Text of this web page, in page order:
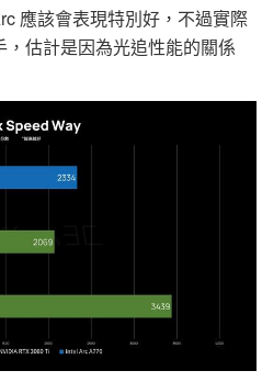
應該會表現特別好，不過實際
估計是因為光追性能的關係